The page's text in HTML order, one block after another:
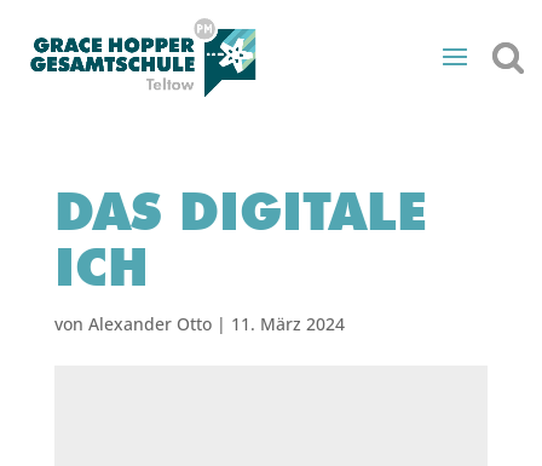
DAS DIGITALE
ICH
von Alexander Otto| 11. März 2024